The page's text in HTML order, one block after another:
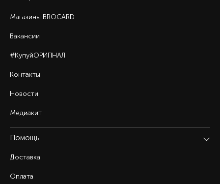
Магазины BROCARD
Вакансии
#КупуйОРИГІНАЛ
Контакты
Новости
Медиакит
Помощь
Доставка
Оплата